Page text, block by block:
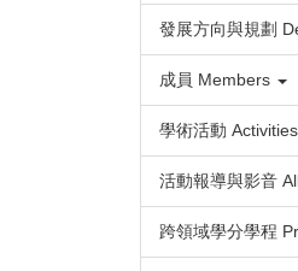
發展方向與規劃
成員 Members
學術活動 Activities
活動報導與影音
跨領域學分學程